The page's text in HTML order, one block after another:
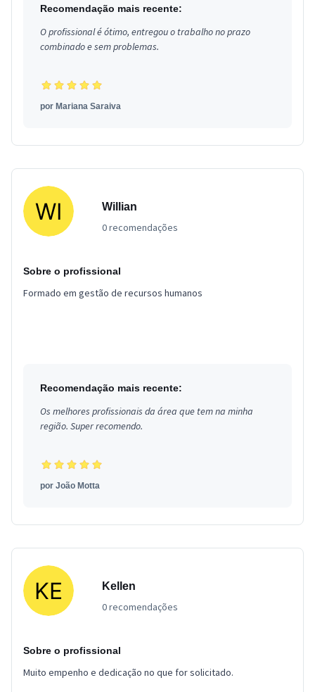
Recomendação mais recente:
O profissional é ótimo, entregou o trabalho no prazo
combinado e sem problemas.
por Mariana Saraiva
Willian
0 recomendações
Sobre o profissional
Formado em gestão de recursos humanos
Recomendação mais recente:
Os melhores profissionais da área que tem na minha
região. Super recomendo.
por João Motta
Kellen
0 recomendações
Sobre o profissional
Muito empenho e dedicação no que for solicitado.